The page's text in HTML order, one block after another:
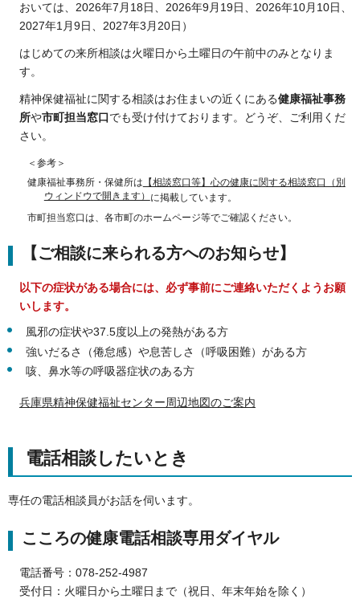
おいては、2026年7月18日、2026年9月19日、2026年10月10日、
2027年1月9日、2027年3月20日）
はじめての来所相談は火曜日から土曜日の午前中のみとなりま
す。
精神保健福祉に関する相談はお住まいの近くにある健康福祉事務
所や市町担当窓口でも受け付けております。どうぞ、ご利用くだ
さい。
＜参考＞
健康福祉事務所・保健所は 【相談窓口等】心の健康に関する相談窓口（別
ウィンドウで開きます）に掲載しています。
市町担当窓口は、各市町のホームページ等でご確認ください。
【ご相談に来られる方へのお知らせ】
以下の症状がある場合には、必ず事前にご連絡いただくようお願
いします。
風邪の症状や37.5度以上の発熱がある方
強いだるさ（倦怠感）や息苦しさ（呼吸困難）がある方
咳、鼻水等の呼吸器症状のある方
兵庫県精神保健福祉センター周辺地図のご案内
電話相談したいとき
専任の電話相談員がお話を伺います。
こころの健康電話相談専用ダイヤル
電話番号：078-252-4987
受付日：火曜日から土曜日まで（祝日、年末年始を除く）